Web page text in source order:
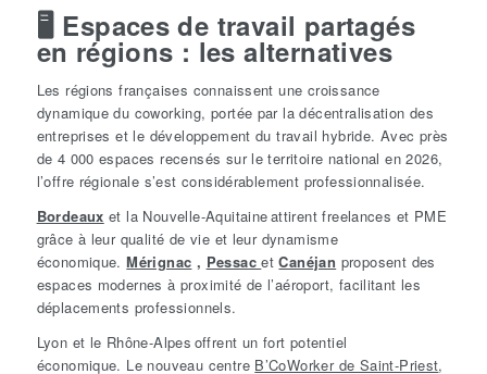
🖥️ Espaces de travail partagés
en régions : les alternatives
Les régions françaises connaissent une croissance
dynamique du coworking, portée par la décentralisation des
entreprises et le développement du travail hybride. Avec près
de 4 000 espaces recensés sur le territoire national en 2026,
l’offre régionale s’est considérablement professionnalisée.
Bordeaux et la Nouvelle-Aquitaine attirent freelances et PME
grâce à leur qualité de vie et leur dynamisme
économique.Mérignac , PessacetCanéjan proposent des
espaces modernes à proximité de l’aéroport, facilitant les
déplacements professionnels.
Lyon et le Rhône-Alpes offrent un fort potentiel
économique. Le nouveau centre B’CoWorker de Saint-Priest,